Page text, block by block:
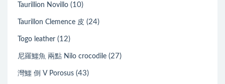
Taurillion Novillo (10)
Taurillon Clemence 皮 (24)
Togo leather (12)
尼羅鱷魚 兩點 Nilo crocodile (27)
灣鱷 倒 V Porosus (43)